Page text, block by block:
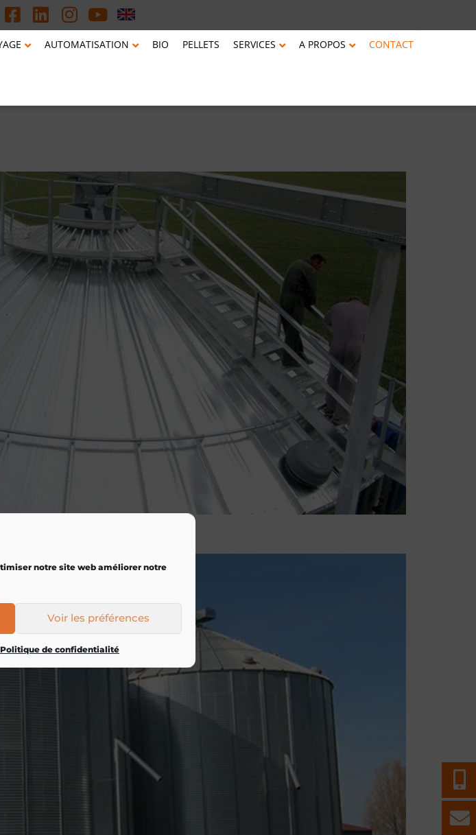
notre site web améliorer notre
Voir les préférences
Politique de confidentialité
AUTOMATISATION BIO PELLETS SERVICES A PROPOS CONTACT